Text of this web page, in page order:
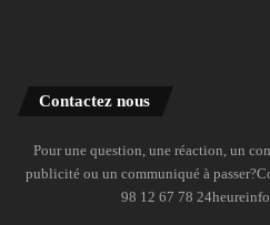
Contactez nous
Pour une question, une réaction, un
publicité ou un communiqué à
98 12 67 78